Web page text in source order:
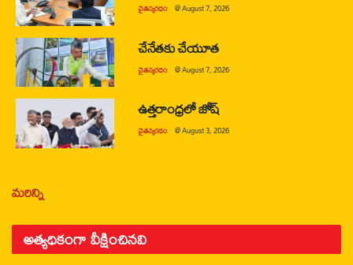
చైతన్యరధం @August 7, 2026
చేనేతకు చేయూత
చైతన్యరధం @August 7, 2026
ఉత్తరాంధ్రలో జోష్
చైతన్యరధం @August 3, 2026
మరిన్ని
అత్యధికంగా వీక్షించినవి